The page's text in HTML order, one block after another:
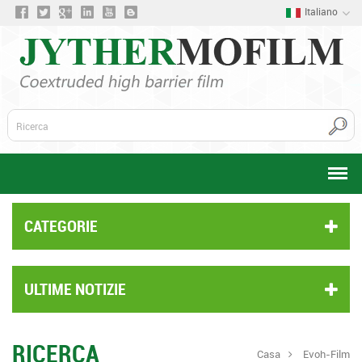
Italiano
CATEGORIE
ULTIME NOTIZIE
RICERCA Casa Evoh-Film